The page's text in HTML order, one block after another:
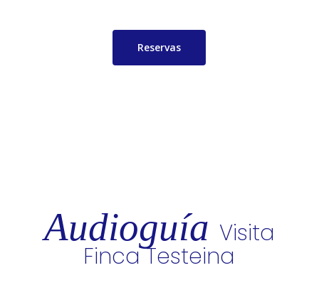
Reservas
Audioguía Visita
Finca Testeina